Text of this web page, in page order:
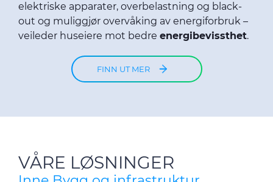
elektriske apparater, overbelastning og black-
out og muliggjør overvåking av energiforbruk –
veileder huseiere mot bedre energibevissthet.
FINN UT MER
VÅRE LØSNINGER